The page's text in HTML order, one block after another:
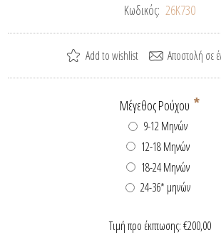
Κωδικός: 26K730
Μέγεθος Ρούχου *
9-12 Μηνών
12-18 Μηνών
18-24 Μηνών
24-36* μηνών
Τιμή προ έκπτωσης:€200,00